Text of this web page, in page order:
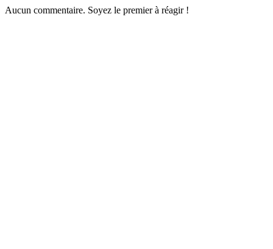
Aucun commentaire. Soyez le premier à réagir !